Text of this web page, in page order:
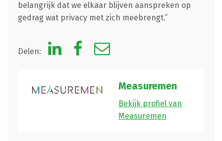
belangrijk dat we elkaar blijven aanspreken op
gedrag wat privacy met zich meebrengt.”
Delen:
Measuremen
Bekijk profiel van
Measuremen